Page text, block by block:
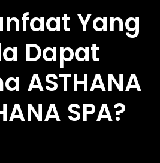
Yang
Dapat
ASTHANA
SPA?